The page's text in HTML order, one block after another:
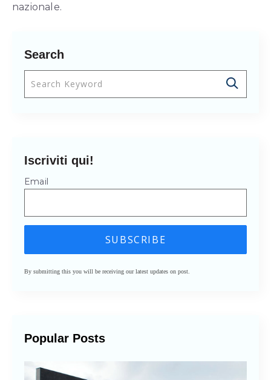
nazionale.
Search
Questo è un campo di ricerca con una
Iscriviti qui!
Email
By submitting this you will be receiving our latest updates on post.
Popular Posts